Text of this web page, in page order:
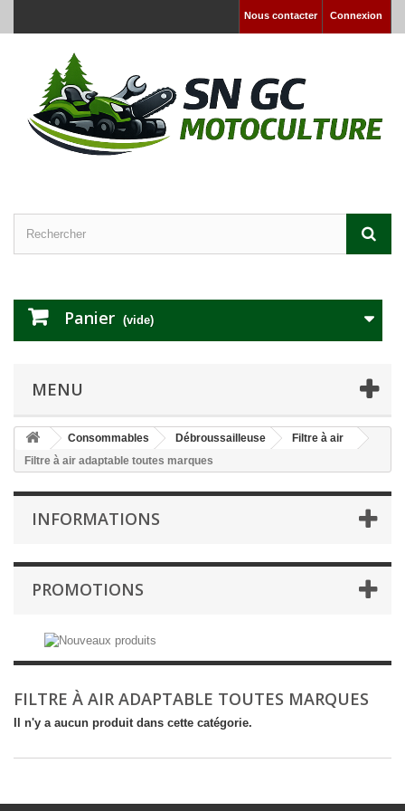
Connexion
Nous contacter
Panier (vide)
MENU
Consommables Débroussailleuse
Filtre à air
Filtre à air adaptable toutes marques
INFORMATIONS
PROMOTIONS
FILTRE À AIR ADAPTABLE TOUTES MARQUES
Il n'y a aucun produit dans cette catégorie.